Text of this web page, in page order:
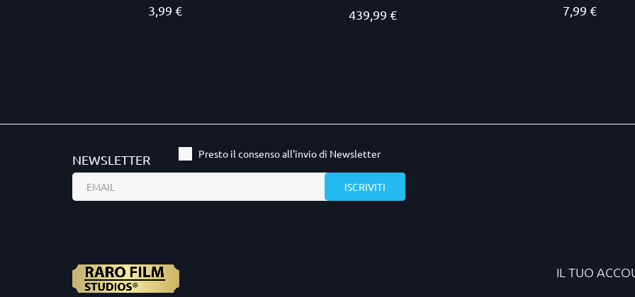
Prezzo
3,99 € Prezzo
439,99 € Prezzo
7,99 €
NEWSLETTER Presto il consenso all'invio di Newsletter
IL TUO